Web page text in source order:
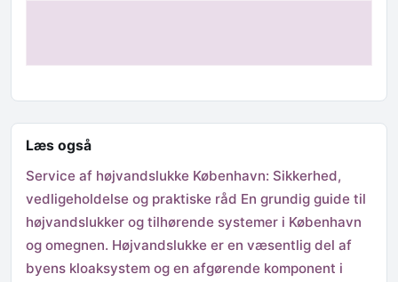
Læs også
Service af højvandslukke København: Sikkerhed,
vedligeholdelse og praktiske råd En grundig guide til
højvandslukker og tilhørende systemer i København
og omegnen. Højvandslukke er en væsentlig del af
byens kloaksystem og en afgørende komponent i